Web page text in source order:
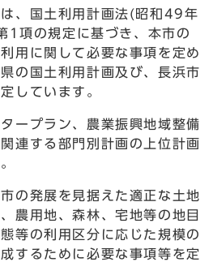
、国土利用計画法(昭和49年
項の規定に基づき、本市の
用に関して必要な事項を定め
の国土利用計画及び、長浜市
しています。
ープラン、農業振興地域整備
連する部門別計画の上位計画
の発展を見据えた適正な土地
農用地、森林、宅地等の地目
等の利用区分に応じた規模の
するために必要な事項等を定